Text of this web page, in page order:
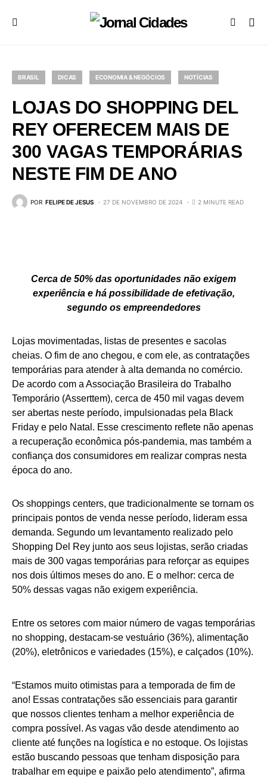
BRASIL DICAS ECONOMIA & NEGÓCIOS NOTÍCIAS
LOJAS DO SHOPPING DEL
REY OFERECEM MAIS DE
300 VAGAS TEMPORÁRIAS
NESTE FIM DE ANO
POR FELIPE DE JESUS 27 DE NOVEMBRO DE 2024 2 MINUTE READ
Cerca de 50% das oportunidades não exigem
experiência e há possibilidade de efetivação,
segundo os empreendedores
Lojas movimentadas, listas de presentes e sacolas
cheias. O fim de ano chegou, e com ele, as contratações
temporárias para atender à alta demanda no comércio.
De acordo com a Associação Brasileira do Trabalho
Temporário (Asserttem), cerca de 450 mil vagas devem
ser abertas neste período, impulsionadas pela Black
Friday e pelo Natal. Esse crescimento reflete não apenas
a recuperação econômica pós-pandemia, mas também a
confiança dos consumidores em realizar compras nesta
época do ano.
Os shoppings centers, que tradicionalmente se tornam os
principais pontos de venda nesse período, lideram essa
demanda. Segundo um levantamento realizado pelo
Shopping Del Rey junto aos seus lojistas, serão criadas
mais de 300 vagas temporárias para reforçar as equipes
nos dois últimos meses do ano. E o melhor: cerca de
50% dessas vagas não exigem experiência.
Entre os setores com maior número de vagas temporárias
no shopping, destacam-se vestuário (36%), alimentação
(20%), eletrônicos e variedades (15%), e calçados (10%).
“Estamos muito otimistas para a temporada de fim de
ano! Essas contratações são essenciais para garantir
que nossos clientes tenham a melhor experiência de
compra possível. As vagas vão desde atendimento ao
cliente até funções na logística e no estoque. Os lojistas
estão buscando pessoas que tenham disposição para
trabalhar em equipe e paixão pelo atendimento”, afirma